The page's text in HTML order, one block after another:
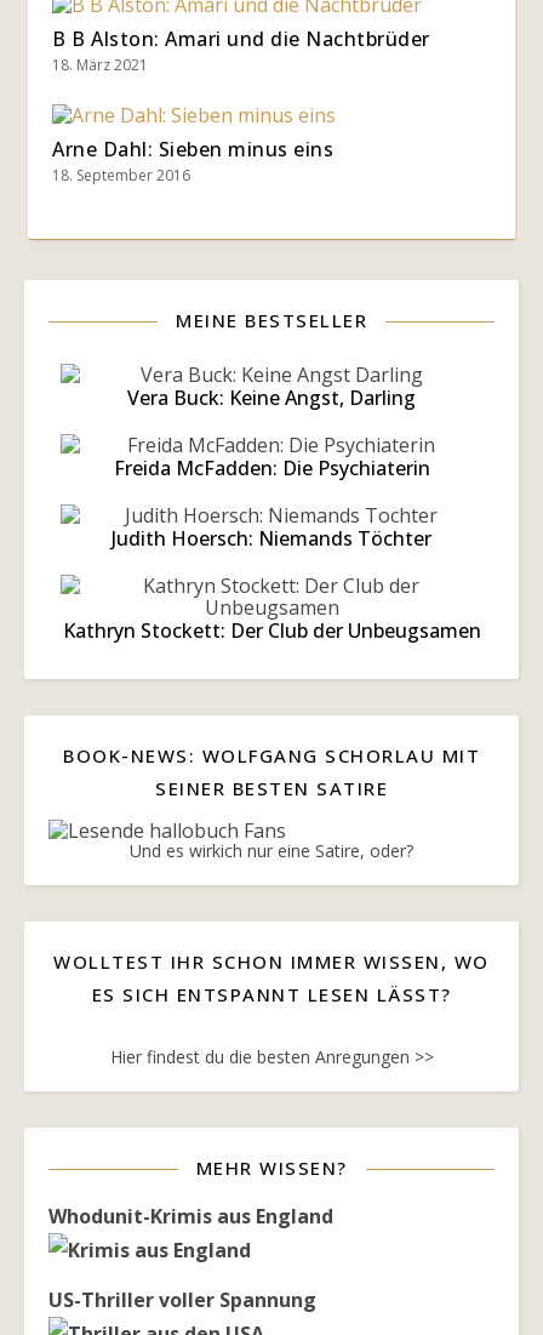
B B Alston: Amari und die Nachtbrüder
18. März 2021
Arne Dahl: Sieben minus eins
18. September 2016
MEINE BESTSELLER
Vera Buck: Keine Angst, Darling
Freida McFadden: Die Psychiaterin
Judith Hoersch: Niemands Töchter
Kathryn Stockett: Der Club der Unbeugsamen
BOOK-NEWS: WOLFGANG SCHORLAU MIT
SEINER BESTEN SATIRE
Und es wirkich nur eine Satire, oder?
WOLLTEST IHR SCHON IMMER WISSEN, WO
ES SICH ENTSPANNT LESEN LÄSST?
Hier findest du die besten Anregungen >>
MEHR WISSEN?
Whodunit-Krimis aus England
US-Thriller voller Spannung